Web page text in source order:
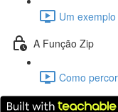
Um
A Função Zip
Como